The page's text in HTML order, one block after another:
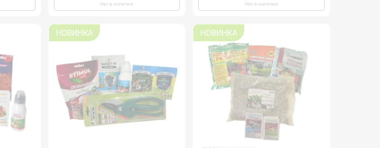
Нет в наличии Нет в наличии
НОВИНКА НОВИНКА